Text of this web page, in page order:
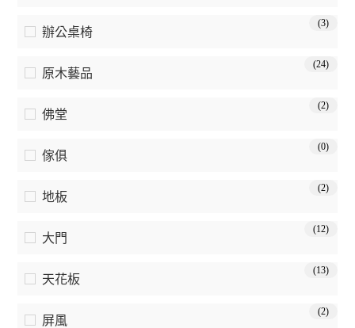
辦公桌椅
(3)
原木藝品
(24)
佛堂
(2)
傢俱
(0)
地板
(2)
大門
(12)
天花板
(13)
屏風
(2)